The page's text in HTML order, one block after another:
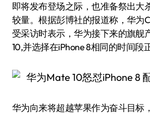
即将发布登场之际，也准备祭出大
较量。根据彭博社的报道称，华为
受采访时表示，华为接下来的旗舰
10,并选择在iPhone 8相同的时间段
华为向来将超越苹果作为奋斗目标